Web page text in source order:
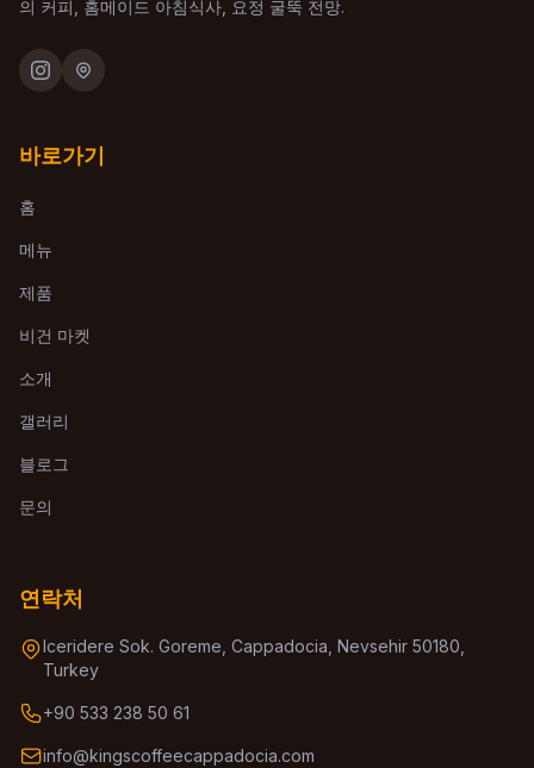
의 커피, 홈메이드 아침식사, 요정 굴뚝 전망.
바로가기
홈
메뉴
제품
비건 마켓
소개
갤러리
블로그
문의
연락처
Iceridere Sok. Goreme, Cappadocia, Nevsehir 50180,
Turkey
+90 533 238 50 61
info@kingscoffeecappadocia.com